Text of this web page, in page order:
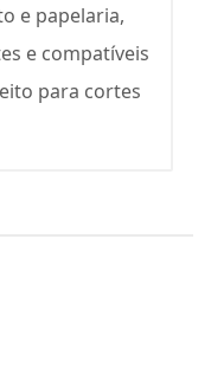
e papelaria,
e compatíveis
para cortes